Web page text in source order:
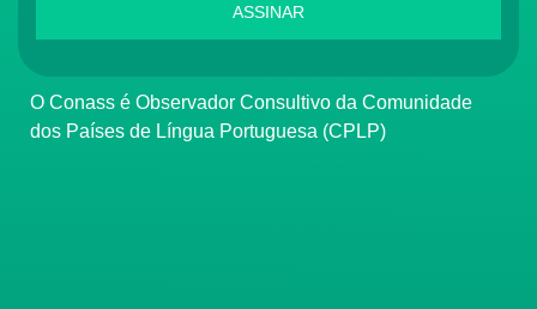
ASSINAR
O Conass é Observador Consultivo da Comunidade
dos Países de Língua Portuguesa (CPLP)